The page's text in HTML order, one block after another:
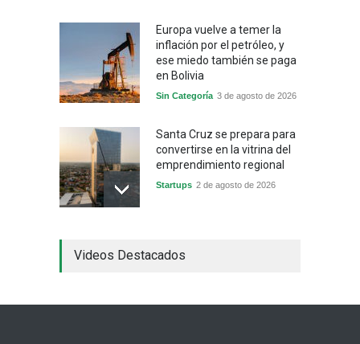
Europa vuelve a temer la
inflación por el petróleo, y
ese miedo también se paga
en Bolivia
Sin Categoría 3 de agosto de 2026
Santa Cruz se prepara para
convertirse en la vitrina del
emprendimiento regional
Startups 2 de agosto de 2026
industrial y el golpe puede
Sin Categoría 1 de agosto de 2026
Videos Destacados